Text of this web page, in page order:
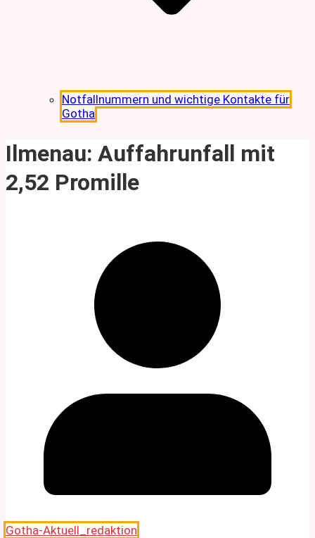
Notfallnummern und wichtige Kontakte für
Gotha
Ilmenau: Auffahrunfall mit
2,52 Promille
Gotha-Aktuell_redaktion